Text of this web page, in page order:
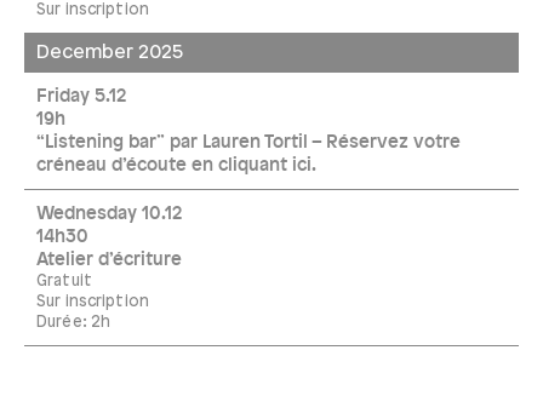
Sur inscription
December 2025
Friday 5.12
19h
“Listening bar” par Lauren Tortil – Réservez votre
créneau d’écoute en cliquant ici.
Wednesday 10.12
14h30
Atelier d’écriture
Gratuit
Sur inscription
Durée: 2h